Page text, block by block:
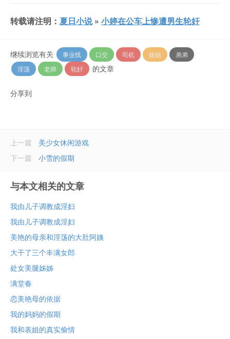
转载请注明： 夏日小说» 小婷在公车上惨遭男生轮奸
继续浏览有关 事业线 口交 司机 姐姐
弟弟
淫荡
老师 轮奸 的文章
分享到
上一篇
美少女休闲游戏
小雪的假期
下一篇
与本文相关的文章
我由儿子调教成淫妇
我由儿子调教成淫妇
美艳的母亲和淫荡的大肚阿姨
大干了三个丰满女郎
处女美腿姊姊
满堂春
恋美艳母的依据
我的妈妈的假期
我和表姐的真实偷情